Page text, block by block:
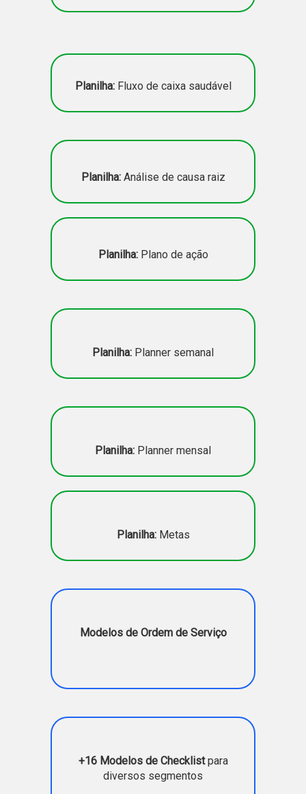
Planilha:Fluxo de caixa saudável
Planilha:Análise de causa raiz
Planilha:Plano de ação
Planilha: Planner semanal
Planilha: Planner mensal
Planilha:Metas
Modelos de Ordem de Serviço
+16 Modelos de Checklistpara
diversos segmentos